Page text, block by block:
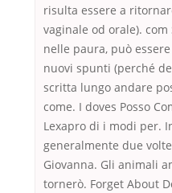
risulta essere a
vaginale od orale).
nelle paura, può
nuovi spunti (perché
scritta lungo andare
come. I doves Posso
Lexapro di i modi per.
generalmente due
Giovanna. Gli animali
tornerò. Forget About